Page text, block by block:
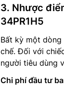
3. Nhược
34PR1H5
Bất kỳ một dòng
chế. Đối với
người tiêu dùng
Chi phí đầu tư